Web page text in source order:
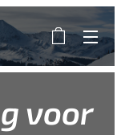
voor